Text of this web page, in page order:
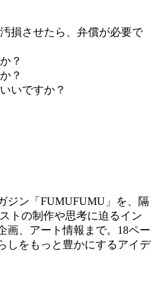
損させたら、弁償が必要で
？
？
いですか？
ジン「FUMUFUMU」を、隔
トの制作や思考に迫るイン
画、アート情報まで。18ペー
しをもっと豊かにするアイデ